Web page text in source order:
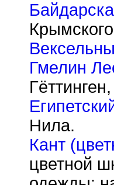
Гмелин
Нила.
Кант
цветной